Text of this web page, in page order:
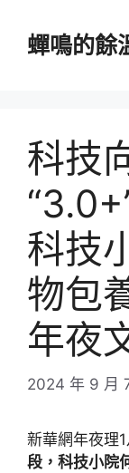
蟬鳴的餘
科技
科技
物包
年夜
2024 年 9 月
新華網年夜理
段，科技小院